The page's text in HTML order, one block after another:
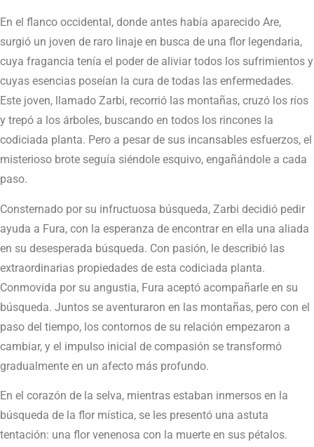
En el flanco occidental, donde antes había aparecido Are,
surgió un joven de raro linaje en busca de una flor legendaria,
cuya fragancia tenía el poder de aliviar todos los sufrimientos y
cuyas esencias poseían la cura de todas las enfermedades.
Este joven, llamado Zarbi, recorrió las montañas, cruzó los ríos
y trepó a los árboles, buscando en todos los rincones la
codiciada planta. Pero a pesar de sus incansables esfuerzos, el
misterioso brote seguía siéndole esquivo, engañándole a cada
paso.
Consternado por su infructuosa búsqueda, Zarbi decidió pedir
ayuda a Fura, con la esperanza de encontrar en ella una aliada
en su desesperada búsqueda. Con pasión, le describió las
extraordinarias propiedades de esta codiciada planta.
Conmovida por su angustia, Fura aceptó acompañarle en su
búsqueda. Juntos se aventuraron en las montañas, pero con el
paso del tiempo, los contornos de su relación empezaron a
cambiar, y el impulso inicial de compasión se transformó
gradualmente en un afecto más profundo.
En el corazón de la selva, mientras estaban inmersos en la
búsqueda de la flor mística, se les presentó una astuta
tentación: una flor venenosa con la muerte en sus pétalos.